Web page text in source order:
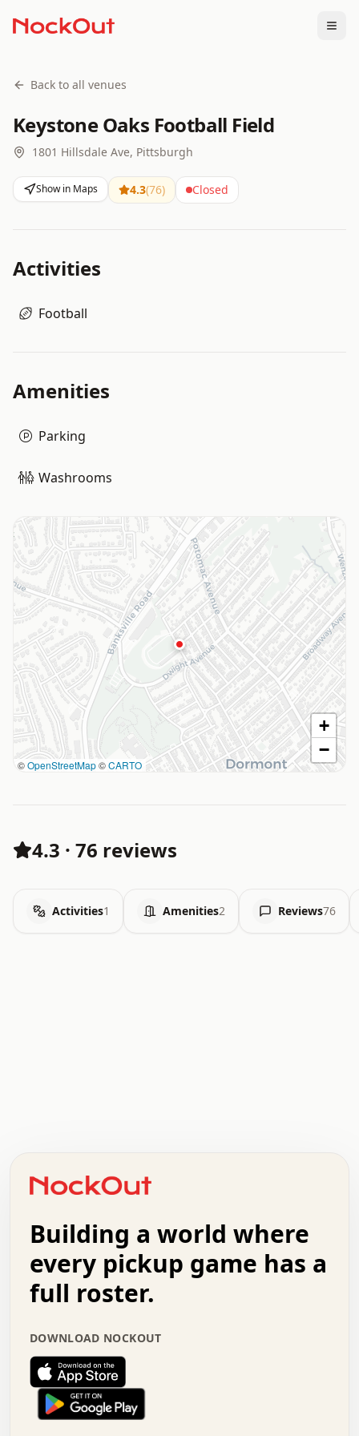
Back to all venues
Keystone Oaks Football Field
1801 Hillsdale Ave, Pittsburgh
Show in Maps 4.3(76) Closed
Activities
Football
Amenities
Parking
Washrooms
©OpenStreetMap©CARTO
+
−
4.3 · 76 reviews
Activities1 Amenities2 Reviews76
+   .   .   .   .   .   .   .   .   .   +   .   .
.   .   .   .   .   .   .   .   .   .   .   :   .
.   .   .   .   +   .   .   .   .   .   .   .   +
.   :   .   .   .   .   .   .   .   .   o   .   .
.   .   x   .   .   .   .   .   .   :   .   .   o
.   .   .   .   :   .   .   .   .   o   .   .   .
.   .   .   .   .   .   .   :   .   .   .   .   .
.   .   .   .   .   .   .   +   .   .   x   .   .
.   .   .   .   .   :   +   .   .   .   .   .   o
.   .   .   .   .   .   .   .   .   .   .   .   .
.   .   :   o   .   .   .   .   .   .   .   +   .
.   o   .   .   .   .   x   .   .   .   .   .   .
Building a world where
every pickup game has a
full roster.
DOWNLOAD NOCKOUT